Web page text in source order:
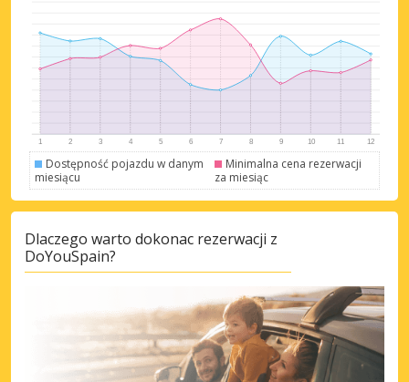
Dostępność pojazdu w danym
miesiącu
Minimalna cena rezerwacji
za miesiąc
Dlaczego warto dokonac rezerwacji z
DoYouSpain?